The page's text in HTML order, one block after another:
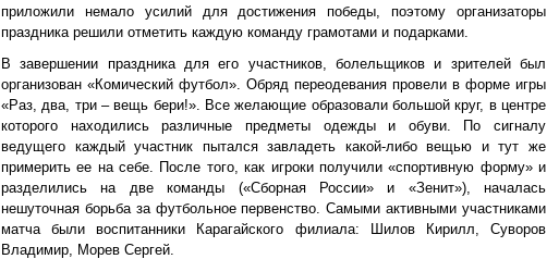
приложили немало усилий для достижения победы, поэтому организаторы
праздника решили отметить каждую команду грамотами и подарками.
В завершении праздника для его участников, болельщиков и зрителей был
организован «Комический футбол». Обряд переодевания провели в форме игры
«Раз, два, три – вещь бери!». Все желающие образовали большой круг, в центре
которого находились различные предметы одежды и обуви. По сигналу
ведущего каждый участник пытался завладеть какой-либо вещью и тут же
примерить ее на себе. После того, как игроки получили «спортивную форму» и
разделились на две команды («Сборная России» и «Зенит»), началась
нешуточная борьба за футбольное первенство. Самыми активными участниками
матча были воспитанники Карагайского филиала: Шилов Кирилл, Суворов
Владимир, Морев Сергей.